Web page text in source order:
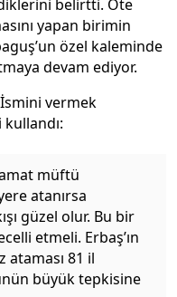
belirtti. Öte
yapan birimin
özel kaleminde
devam ediyor.
vermek
müftü
atanırsa
güzel olur. Bu bir
etmeli. Erbaş’ın
ataması 81 il
büyük tepkisine